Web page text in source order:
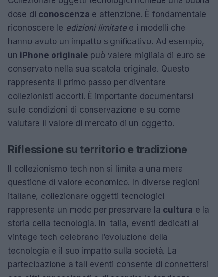
dose di conoscenza e attenzione. È fondamentale
riconoscere le edizioni limitatee i modelli che
hanno avuto un impatto significativo. Ad esempio,
un iPhone originale può valere migliaia di euro se
conservato nella sua scatola originale. Questo
rappresenta il primo passo per diventare
collezionisti accorti. È importante documentarsi
sulle condizioni di conservazione e su come
valutare il valore di mercato di un oggetto.
Riflessione su territorio e tradizione
Il collezionismo tech non si limita a una mera
questione di valore economico. In diverse regioni
italiane, collezionare oggetti tecnologici
rappresenta un modo per preservare la cultura e la
storia della tecnologia. In Italia, eventi dedicati al
vintage tech celebrano l’evoluzione della
tecnologia e il suo impatto sulla società. La
partecipazione a tali eventi consente di connettersi